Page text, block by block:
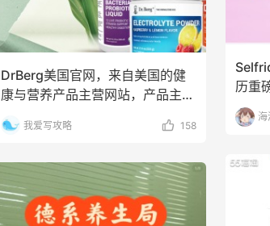
DrBerg美国官网，来自美国的健
康与营养产品主营网站，产品主打
我爱写攻略 158
历重